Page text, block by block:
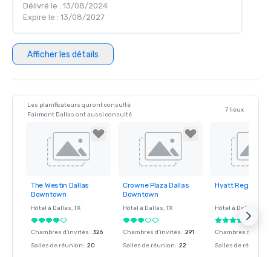
Délivré le : 13/08/2024
Expire le : 13/08/2027
Afficher les détails
Les planificateurs qui ont consulté
Fairmont Dallas ont aussi consulté
7 lieux
Removed from
favorites
The Westin Dallas
Downtown
Hôtel à Dallas, TX
Chambres d'invités: 326
Salles de réunion: 20
Removed from
favorites
Crowne Plaza Dallas
Downtown
Hôtel à Dallas, TX
Chambres d'invités: 291
Salles de réunion: 22
Removed
Hyatt Regency
Hôtel à Dallas
Chambres
Salles de réunion